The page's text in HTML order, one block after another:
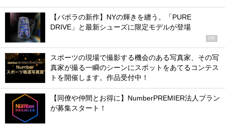
【バボラの新作】NYの輝きを纏う。「PURE
DRIVE」と最新シューズに限定モデルが登場
PR
スポーツの現場で撮影する機会のある写真家、その写
真家が撮る一瞬のシーンにスポットをあてるコンテス
トを開催します。作品受付中！
【同僚や仲間とお得に】NumberPREMIER法人プラン
が募集スタート！